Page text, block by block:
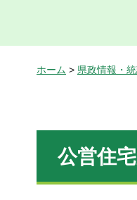
ホーム > 県政情報・
公営住